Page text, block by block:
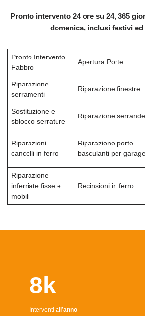
Pronto intervento 24 ore su 24, 365
domenica, inclusi festivi ed
Pronto Intervento
Fabbro
Apertura Porte
Riparazione
serramenti
Riparazione finestre
Sostituzione e
sblocco serrature
Riparazione serrande
Riparazioni
cancelli in ferro
Riparazione porte
basculanti per garage
Riparazione
inferriate fisse e
mobili
Recinsioni in ferro
8k
Interventi all’anno